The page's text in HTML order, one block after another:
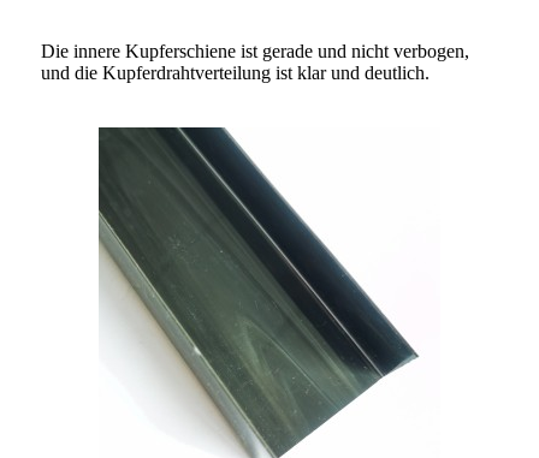
Die innere Kupferschiene ist gerade und nicht verbogen,
und die Kupferdrahtverteilung ist klar und deutlich.